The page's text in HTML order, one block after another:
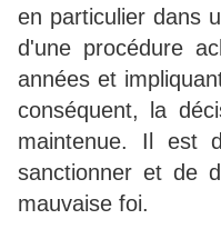
en particulier dans
d'une procédure
années et
conséquent, la
maintenue. Il est
sanctionner et de
mauvaise foi.